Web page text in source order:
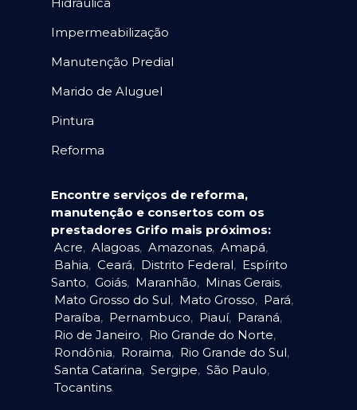
Impermeabilização
Manutenção Predial
Marido de Aluguel
Pintura
Reforma
Encontre serviços de reforma,
manutenção e consertos com os
prestadores Grifo mais próximos:
Acre, Alagoas, Amazonas, Amapá,
Bahia, Ceará, Distrito Federal, Espírito
Santo, Goiás, Maranhão, Minas Gerais,
Mato Grosso do Sul, Mato Grosso, Pará,
Paraíba, Pernambuco, Piauí, Paraná,
Rio de Janeiro, Rio Grande do Norte,
Rondônia, Roraima, Rio Grande do Sul,
Santa Catarina, Sergipe, São Paulo,
Tocantins.